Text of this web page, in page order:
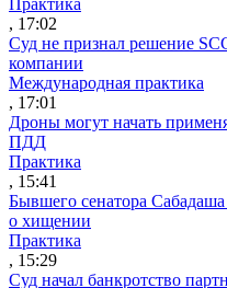
, 17:02
Суд не признал решение
компании
Международная практика
, 17:01
Дроны могут начать
ПДД
Практика
, 15:41
Бывшего сенатора
о хищении
Практика
, 15:29
Суд начал банкротство